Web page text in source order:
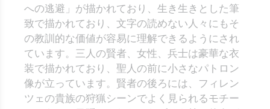
への逃避」が描かれており、生き生きとした筆
致で描かれており、文字の読めない人々にもそ
の教訓的な価値が容易に理解できるようにされ
ています。三人の賢者、女性、兵士は豪華な衣
装で描かれており、聖人の前に小さなパトロン
像が立っています。賢者の後ろには、フィレン
ツェの貴族の狩猟シーンでよく見られるモチー